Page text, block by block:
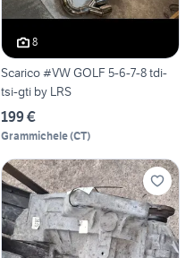
8
Scarico #VW GOLF 5-6-7-8 tdi-
tsi-gti by LRS
199 €
Grammichele(CT)